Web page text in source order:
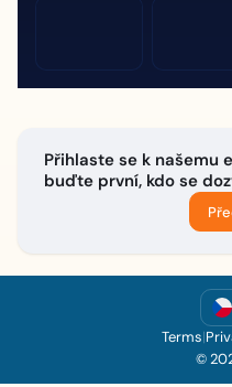
Přihlaste se k našemu
buďte první, kdo se
Terms|
©